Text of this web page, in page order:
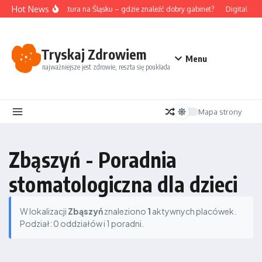
Przejdź do treści
Hot NewsAkupunktura na Śląsku – gdzie znaleźć dobry gabinet? Digital
Tryskaj Zdrowiem
najważniejsze jest zdrowie, reszta się poukłada
Menu
Mapa strony
Zbąszyń - Poradnia
stomatologiczna dla dzieci
W lokalizacji Zbąszyńznaleziono 1 aktywnych placówek.
Podział: 0 oddziałów i 1 poradni.